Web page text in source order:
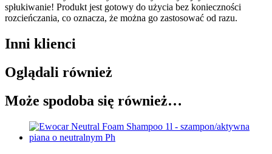
spłukiwanie! Produkt jest gotowy do użycia bez konieczności
rozcieńczania, co oznacza, że ​​można go zastosować od razu.
Inni klienci
Oglądali również
Może spodoba się również…